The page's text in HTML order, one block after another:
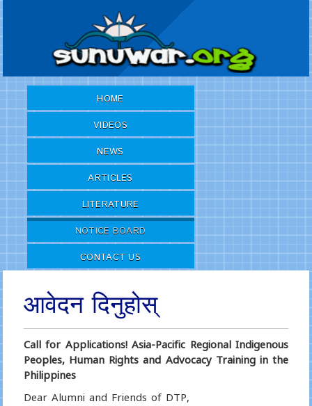
HOME
VIDEOS
NEWS
ARTICLES
LITERATURE
NOTICE BOARD
CONTACT US
आवेदन दिनुहोस्
Call for Applications! Asia-Pacific Regional Indigenous
Peoples, Human Rights and Advocacy Training in the
Philippines
Dear Alumni and Friends of DTP,